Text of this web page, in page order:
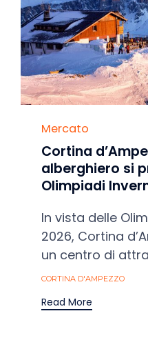
Category
Mercato
Cortina
alberghiero si
Olimpiadi
In vista delle
2026, Cortina
un centro di
Tags
CORTINA D'AMPEZZO
Read More